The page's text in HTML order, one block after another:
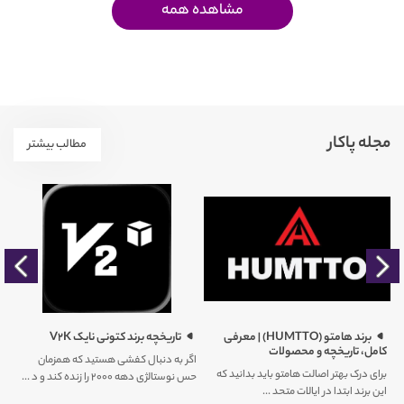
مشاهده همه
مجله پاکار مطالب بیشتر
برند هامتو (HUMTTO) | معرفی
کامل، تاریخچه و محصولات
برای درک بهتر اصالت هامتو باید بدانید که
این برند ابتدا در ایالات متحد ...
تاریخچه برند کتونی نایک V2K
اگر به دنبال کفشی هستید که همزمان
حس نوستالژی دهه ۲۰۰۰ را زنده کند و د ...